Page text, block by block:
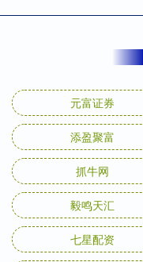
元富证券
添盈聚富
抓牛网
毅鸣天汇
七星配资